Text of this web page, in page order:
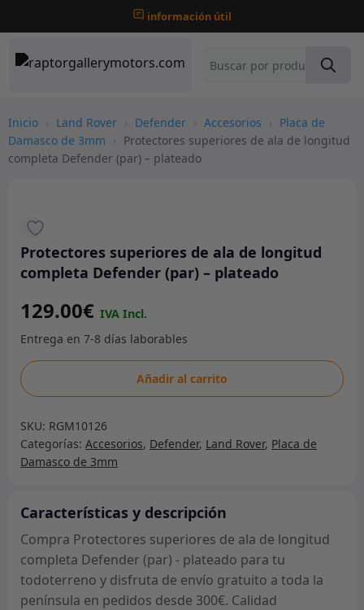
información útil
Inicio › Land Rover › Defender › Accesorios › Placa de
Damasco de 3mm › Protectores superiores de ala de longitud
completa Defender (par) – plateado
Protectores superiores de ala de longitud
completa Defender (par) – plateado
129.00€
Protectores
superiores
ala
de
longitud
Defender
(par)
plateado
cantidad
Añadir al carrito
SKU: RGM10126
Categorías: Accesorios, Defender, Land Rover, Placa de
Damasco de 3mm
Características y descripción
Compra Protectores superiores de ala de longitud
completa Defender (par) - plateado para tu
todoterreno y disfruta de envío gratuito a toda la
península en pedidos desde 300€. Calidad